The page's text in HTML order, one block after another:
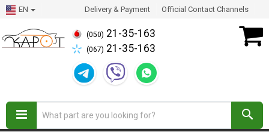
EN Delivery & Payment Official Contact Channels
(050) 21-35-163
(067) 21-35-163